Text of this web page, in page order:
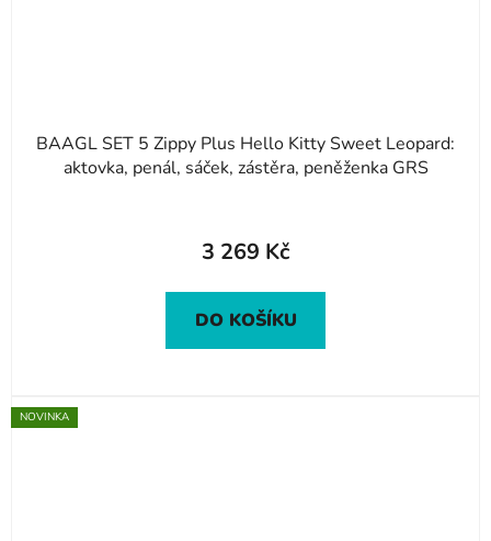
BAAGL SET 5 Zippy Plus Hello Kitty Sweet Leopard:
aktovka, penál, sáček, zástěra, peněženka GRS
3 269 Kč
DO KOŠÍKU
NOVINKA